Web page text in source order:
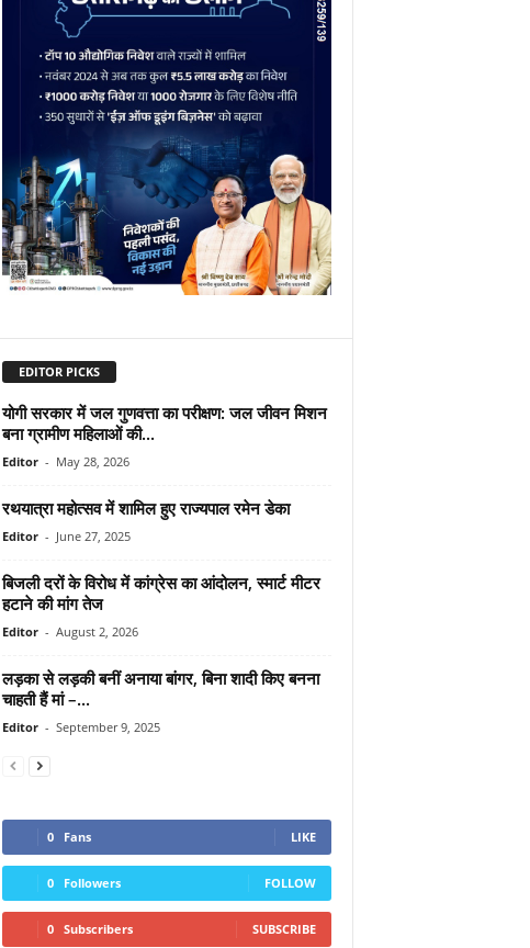
EDITOR PICKS
योगी सरकार में जल गुणवत्ता का परीक्षण: जल जीवन मिशन
बना ग्रामीण महिलाओं की...
Editor - May 28, 2026
रथयात्रा महोत्सव में शामिल हुए राज्यपाल रमेन डेका
Editor - June 27, 2025
बिजली दरों के विरोध में कांग्रेस का आंदोलन, स्मार्ट मीटर
हटाने की मांग तेज
Editor - August 2, 2026
लड़का से लड़की बनीं अनाया बांगर, बिना शादी किए बनना
चाहती हैं मां –...
Editor - September 9, 2025
0 Fans LIKE
0 Followers FOLLOW
0 Subscribers SUBSCRIBE